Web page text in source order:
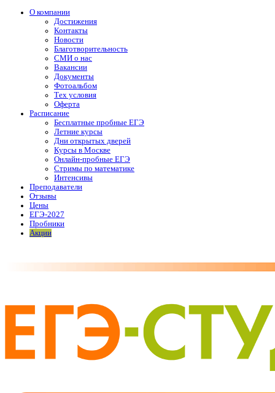
О компании
Достижения
Контакты
Новости
Благотворительность
СМИ о нас
Вакансии
Документы
Фотоальбом
Тех условия
Оферта
Расписание
Бесплатные пробные ЕГЭ
Летние курсы
Дни открытых дверей
Курсы в Москве
Онлайн-пробные ЕГЭ
Стримы по математике
Интенсивы
Преподаватели
Отзывы
Цены
ЕГЭ-2027
Пробники
Акции